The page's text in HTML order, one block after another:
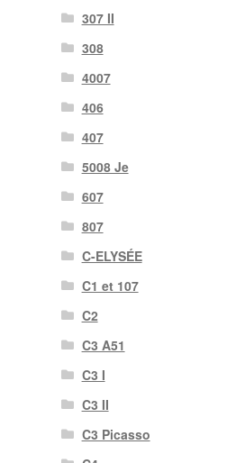
307 II
308
4007
406
407
5008 Je
607
807
C-ELYSÉE
C1 et 107
C2
C3 A51
C3 I
C3 II
C3 Picasso